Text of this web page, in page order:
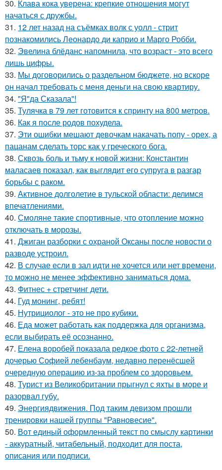
30. Клава кока уверена: крепкие отношения могут
начаться с дружбы.
31. 12 лет назад на съёмках волк с уолл - стрит
познакомились Леонардо ди каприо и Марго Робби.
32. Эвелина блёданс напомнила, что возраст - это всего
лишь цифры.
33. Мы договорились о раздельном бюджете, но вскоре
он начал требовать с меня деньги на свою квартиру.
34. "Я"да Сказала"!
35. Тулячка в 79 лет готовится к спринту на 800 метров.
36. Как я после родов похудела.
37. Эти ошибки мешают девочкам накачать попу - орех, а
пацанам сделать торс как у греческого бога.
38. Сквозь боль и тьму к новой жизни: Константин
маласаев показал, как выглядит его супруга в разгар
борьбы с раком.
39. Активное долголетие в тульской области: делимся
впечатлениями.
40. Смоляне такие спортивные, что отопление можно
отключать в морозы.
41. Джиган разборки с охраной Оксаны после новости о
разводе устроил.
42. В случае если в зал идти не хочется или нет времени,
то можно не менее эффективно заниматься дома.
43. Фитнес + стретчинг дети.
44. Гуд монинг, ребят!
45. Нутрициолог - это не про кубики.
46. Еда может работать как поддержка для организма,
если выбирать её осознанно.
47. Елена воробей показала редкое фото с 22-летней
дочерью Софией лебенбаум, недавно перенёсшей
очередную операцию из-за проблем со здоровьем.
48. Турист из Великобритании прыгнул с яхты в море и
разорвал губу.
49. Энергиядвижения. Под таким девизом прошли
тренировки нашей группы "Равновесие".
50. Вот единый оформленный текст по смыслу картинки
- аккуратный, читабельный, подходит для поста,
описания или подписи.